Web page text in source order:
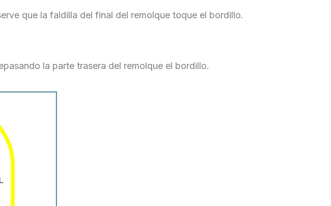
que la faldilla del final del remolque toque el bordillo.
la parte trasera del remolque el bordillo.